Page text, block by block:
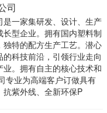
司
一家集研发、设计、生产
型企业。拥有国内塑料制
特的配方生产工艺。潜心
科技前沿，引领行业走向
。拥有自主的核心技术和
专业为高端客户订做具有
紫外线、全新环保P